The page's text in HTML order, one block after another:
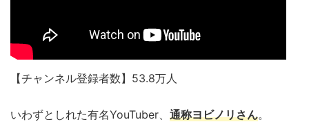
【チャンネル登録者数】53.8万人
いわずとしれた有名YouTuber、 通称ヨビノリさん。